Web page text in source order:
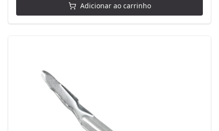
Adicionar ao carrinho